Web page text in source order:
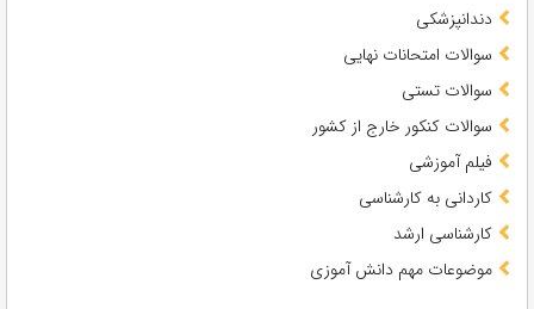
دندانپزشکی
سوالات امتحانات نهایی
سوالات تستی
سوالات کنکور خارج از کشور
فیلم آموزشی
کاردانی به کارشناسی
کارشناسی ارشد
موضوعات مهم دانش آموزی